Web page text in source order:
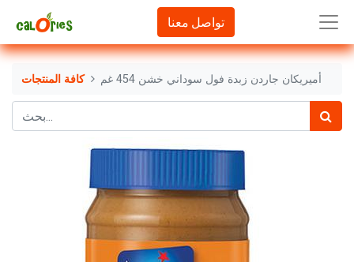
تواصل معنا
كافة المنتجات أميريكان جاردن زبدة فول سوداني خشن 454 غم